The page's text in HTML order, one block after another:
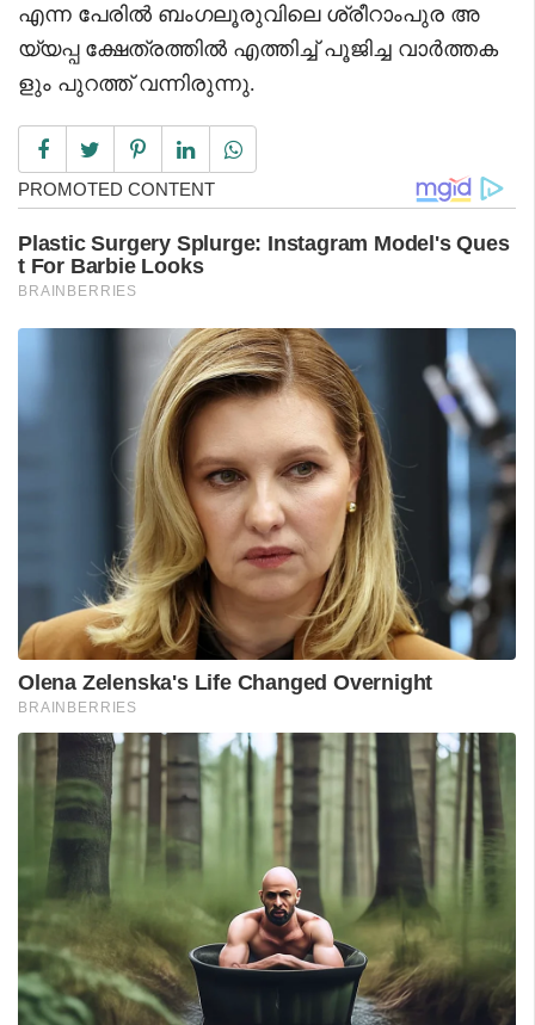
എന്ന പേരിൽ ബംഗലൂരുവിലെ ശ്രീറാംപുര അ
യ്യപ്പ ക്ഷേത്രത്തിൽ എത്തിച്ച് പൂജിച്ച വാർത്തക
ളും പുറത്ത് വന്നിരുന്നു.